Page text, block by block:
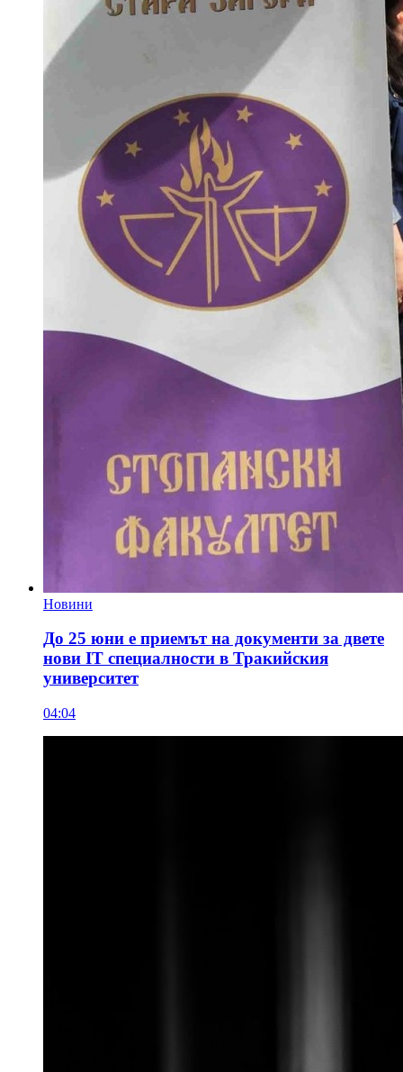
Новини
До 25 юни е приемът на документи за двете
нови IT специалности в Тракийския
университет
04:04